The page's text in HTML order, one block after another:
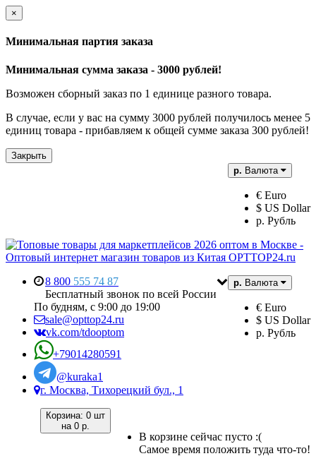
×
Минимальная партия заказа
Минимальная сумма заказа - 3000 рублей!
Возможен сборный заказ по 1 единице разного товара.
В случае, если у вас на сумму 3000 рублей получилось менее 5
единиц товара - прибавляем к общей сумме заказа 300 рублей!
Закрыть
р. Валюта
€ Euro
$ US Dollar
р. Рубль
р. Валюта
€ Euro
$ US Dollar
р. Рубль
8 800 555 74 87
Бесплатный звонок по всей России
По будням, с 9:00 до 19:00
sale@opttop24.ru
vk.com/tdooptom
+79014280591
@kuraka1
г. Москва, Тихорецкий бул., 1
Корзина: 0 шт
на 0 р.
В корзине сейчас пусто :(
Самое время положить туда что-то!